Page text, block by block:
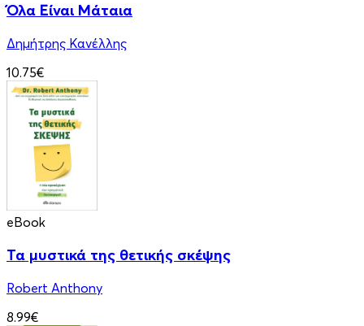
Όλα Είναι Μάταια
Δημήτρης Κανέλλης
10.75€
eBook
Τα μυστικά της θετικής σκέψης
Robert Anthony
8.99€